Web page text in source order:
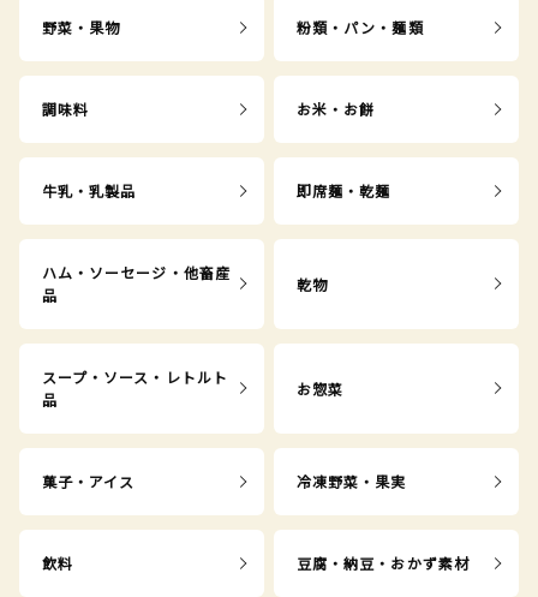
野菜・果物 粉類・パン・麺類
調味料 お米・お餅
牛乳・乳製品 即席麺・乾麺
ハム・ソーセージ・他畜産
品
乾物
スープ・ソース・レトルト
品
お惣菜
菓子・アイス 冷凍野菜・果実
飲料 豆腐・納豆・おかず素材